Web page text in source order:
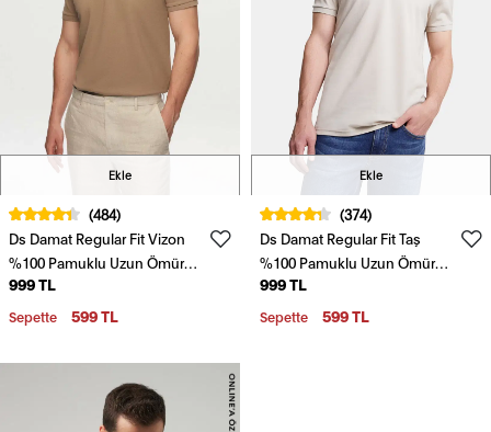
Ekle
(484)
Ds Damat Regular Fit Vizon
%100 Pamuklu Uzun Ömürlü
Kıvrılmaz Polo Yaka Nakışlı T-
Shirt
999 TL
Sepette 599 TL
Ekle
(374)
Ds Damat Regular Fit Taş
%100 Pamuklu Uzun Ömürlü
Kıvrılmaz Polo Yaka Nakışlı T-
Shirt
999 TL
Sepette 599 TL